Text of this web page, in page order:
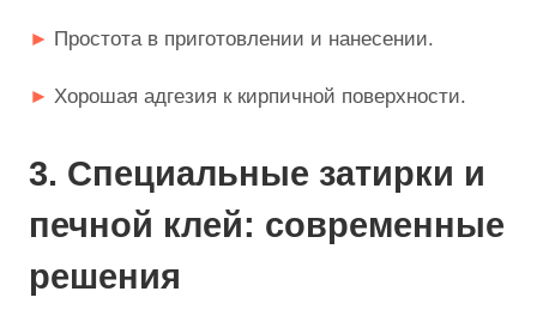
Простота в приготовлении и нанесении.
Хорошая адгезия к кирпичной поверхности.
3. Специальные затирки и
печной клей: современные
решения